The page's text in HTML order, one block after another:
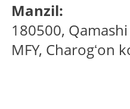
Manzil:
180500,
MFY, Charogʻon